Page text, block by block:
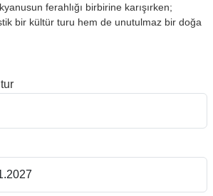
ferahlığı birbirine karışırken;
bir kültür turu hem de unutulmaz bir doğa